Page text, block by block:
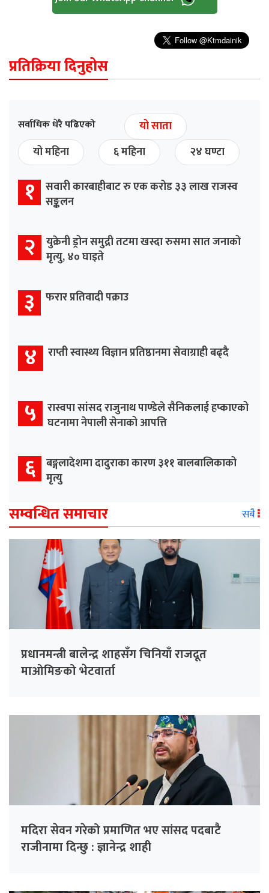
प्रतिक्रिया दिनुहोस
सर्वाधिक धेरै पढिएको
यो साता
यो महिना
६ महिना २४ घण्टा
१ सवारी कारबाहीबाट रु एक करोड ३३ लाख राजस्व
सङ्कलन
२ युक्रेनी ड्रोन समुद्री तटमा खस्दा रुसमा सात जनाको
मृत्यु, ४० घाइते
३ फरार प्रतिवादी पक्राउ
४ राप्ती स्वास्थ्य विज्ञान प्रतिष्ठानमा सेवाग्राही बढ्दै
५ रास्वपा सांसद राजुनाथ पाण्डेले सैनिकलाई हप्काएको
घटनामा नेपाली सेनाको आपत्ति
६ बङ्गलादेशमा दादुराका कारण ३११ बालबालिकाको
मृत्यु
सम्वन्धित समाचार सबै
प्रधानमन्त्री बालेन्द्र शाहसँग चिनियाँ राजदूत
माओमिङको भेटवार्ता
मदिरा सेवन गरेको प्रमाणित भए सांसद पदबाटै
राजीनामा दिन्छु : ज्ञानेन्द्र शाही